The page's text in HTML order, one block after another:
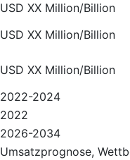
USD XX Million/Billion
USD XX Million/Billion
USD XX Million/Billion
2022-2024
2022
2026-2034
Umsatzprognose,